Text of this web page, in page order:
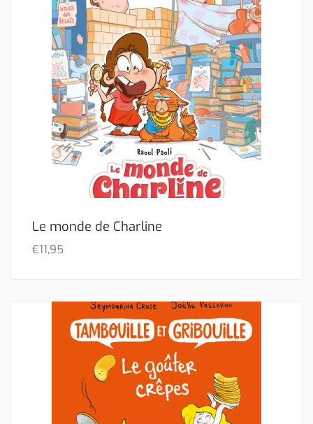
Le monde de Charline
€11,95